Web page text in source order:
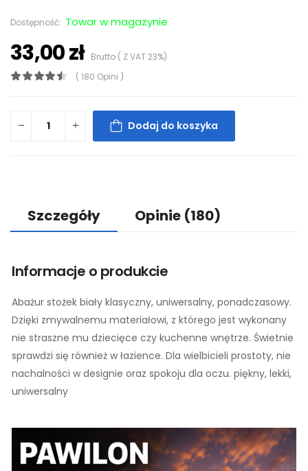
Dostępność: Towar w magazynie
33,00 złBrutto ( Z VAT 23%)
( 180 Opini )
Dodaj do koszyka
Szczegóły Opinie (180)
Informacje o produkcie
Abażur stożek biały klasyczny, uniwersalny, ponadczasowy.
Dzięki zmywalnemu materiałowi, z którego jest wykonany
nie straszne mu dziecięce czy kuchenne wnętrze. Świetnie
sprawdzi się również w łazience. Dla wielbicieli prostoty, nie
nachalności w designie oraz spokoju dla oczu. piękny, lekki,
uniwersalny